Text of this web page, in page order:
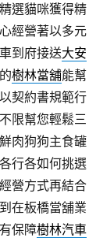
選貓咪獲得精
經營著以多元
到府接送大安
樹林當舖能幫
契約書規範行
限幫您輕鬆三
肉狗狗主食罐
行各如何挑選
營方式再結合
在板橋當舖業
保障樹林汽車